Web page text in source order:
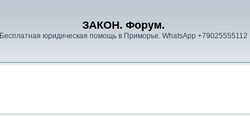
ЗАКОН. Форум.
Бесплатная юридическая помощь в Приморье. WhatsApp +79025555112